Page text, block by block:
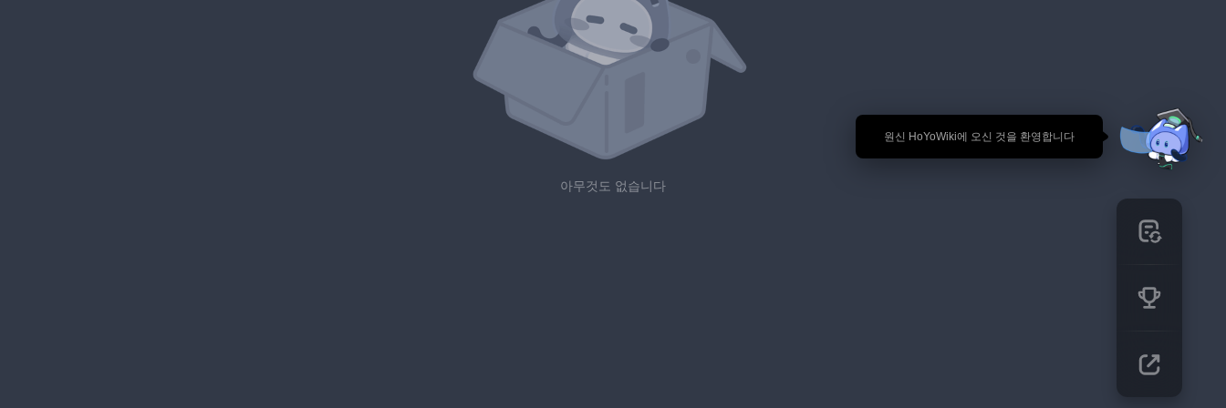
🎉 원신 HoYoWiki에 오신 것을 환영합니다
아무것도 없습니다